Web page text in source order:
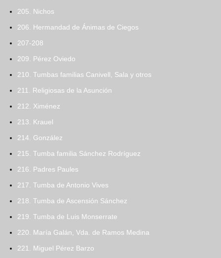
205. Nichos
206. Hermandad de Ánimas de Ciegos
207-208
209. Pérez Oviedo
210. Tumbas familias Canivell, Sala y otros
211. Religiosas de la Asunción
212. Ximénez
213. Krauel
214. González
215. Tumba familia Sánchez Rodríguez
216. Padres Paules
217. Tumba de Antonio Vives
218. Tumba de Ascensión Sánchez
219. Tumba de Luis Monserrate
220. María Galán, Vda. de Ramos Medina
221. Miguel Pérez Barzo